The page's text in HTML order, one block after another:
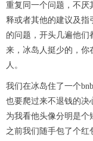
重复同一个问题，不厌
释或者其他的建议及指
的问题，开头几遍他们
来，冰岛人挺少的，你
人。
我们在冰岛住了一个
也要爬过来不退钱的决
为我看他头像分明是个
之前我们随手包了个红